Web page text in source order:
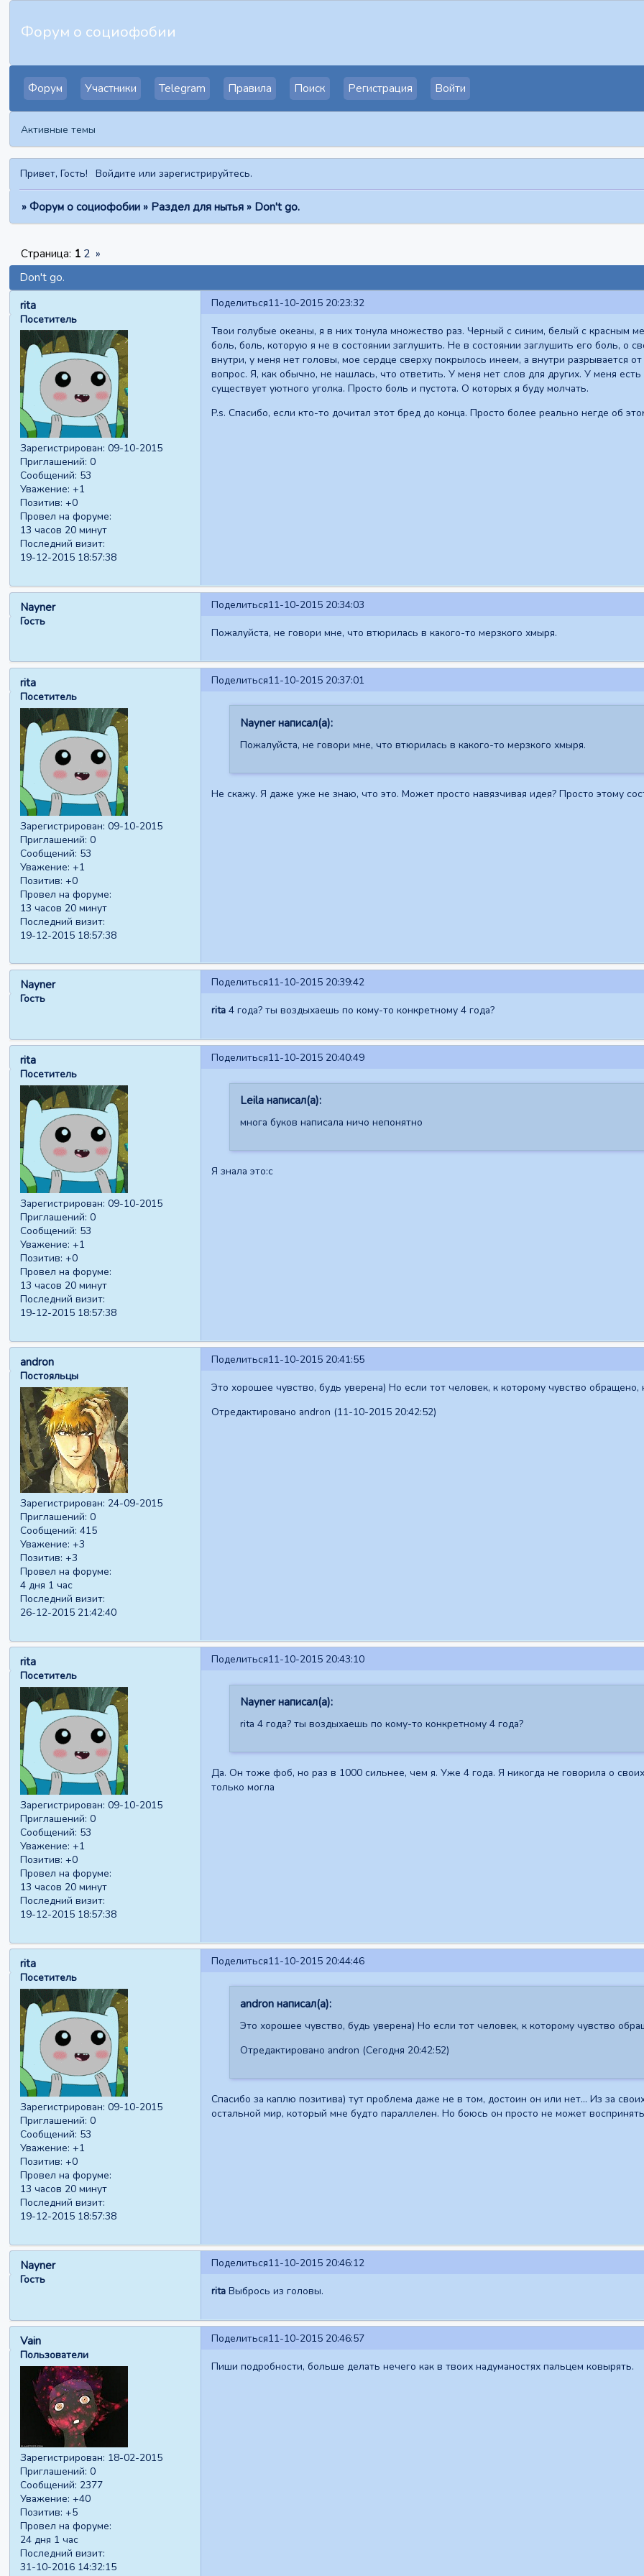
Форум о социофобии
Форум Участники Telegram Правила Поиск Регистрация Войти
Активные темы
Привет, Гость! Войдите илизарегистрируйтесь.
» Форум о социофобии » Раздел для нытья » Don't go.
Don't go.
Страница: 1 2 »
Поделиться11-10-2015 20:23:32
rita
Посетитель
Зарегистрирован: 09-10-2015
Приглашений: 0
Сообщений: 53
Уважение: +1
Позитив: +0
Провел на форуме:
13 часов 20 минут
Последний визит:
19-12-2015 18:57:38
Твои голубые океаны, я в них тонула множество раз. Черный с синим, белый с красным
боль, боль, которую я не в состоянии заглушить. Не в состоянии заглушить его боль, о
внутри, у меня нет головы, мое сердце сверху покрылось инеем, а внутри разрывается
вопрос. Я, как обычно, не нашлась, что ответить. У меня нет слов для других. У меня
существует уютного уголка. Просто боль и пустота. О которых я буду молчать.
P.s. Спасибо, если кто-то дочитал этот бред до конца. Просто более реально негде об
Поделиться11-10-2015 20:34:03
Nayner
Гость
Пожалуйста, не говори мне, что втюрилась в какого-то мерзкого хмыря.
Поделиться11-10-2015 20:37:01
rita
Посетитель
Зарегистрирован: 09-10-2015
Приглашений: 0
Сообщений: 53
Уважение: +1
Позитив: +0
Провел на форуме:
13 часов 20 минут
Последний визит:
19-12-2015 18:57:38
Nayner написал(а):
Пожалуйста, не говори мне, что втюрилась в какого-то мерзкого хмыря.
Не скажу. Я даже уже не знаю, что это. Может просто навязчивая идея? Просто этому
Поделиться11-10-2015 20:39:42
Nayner
Гость
rita4 года? ты воздыхаешь по кому-то конкретному 4 года?
Поделиться11-10-2015 20:40:49
rita
Посетитель
Зарегистрирован: 09-10-2015
Приглашений: 0
Сообщений: 53
Уважение: +1
Позитив: +0
Провел на форуме:
13 часов 20 минут
Последний визит:
19-12-2015 18:57:38
Leila написал(а):
многа буков написала ничо непонятно
Я знала это:c
Поделиться11-10-2015 20:41:55
andron
Постояльцы
Зарегистрирован: 24-09-2015
Приглашений: 0
Сообщений: 415
Уважение: +3
Позитив: +3
Провел на форуме:
4 дня 1 час
Последний визит:
26-12-2015 21:42:40
Это хорошее чувство, будь уверена) Но если тот человек, к которому чувство
Отредактировано andron (11-10-2015 20:42:52)
Поделиться11-10-2015 20:43:10
rita
Посетитель
Зарегистрирован: 09-10-2015
Приглашений: 0
Сообщений: 53
Уважение: +1
Позитив: +0
Провел на форуме:
13 часов 20 минут
Последний визит:
19-12-2015 18:57:38
Nayner написал(а):
rita 4 года? ты воздыхаешь по кому-то конкретному 4 года?
Да. Он тоже фоб, но раз в 1000 сильнее, чем я. Уже 4 года. Я никогда не говорила о
только могла
Поделиться11-10-2015 20:44:46
rita
Посетитель
Зарегистрирован: 09-10-2015
Приглашений: 0
Сообщений: 53
Уважение: +1
Позитив: +0
Провел на форуме:
13 часов 20 минут
Последний визит:
19-12-2015 18:57:38
andron написал(а):
Это хорошее чувство, будь уверена) Но если тот человек, к которому чувство
Отредактировано andron (Сегодня 20:42:52)
Спасибо за каплю позитива) тут проблема даже не в том, достоин он или нет... Из за
остальной мир, который мне будто параллелен. Но боюсь он просто не может
Поделиться11-10-2015 20:46:12
Nayner
Гость
ritaВыбрось из головы.
Поделиться11-10-2015 20:46:57
Vain
Пользователи
Зарегистрирован: 18-02-2015
Приглашений: 0
Сообщений: 2377
Уважение: +40
Позитив: +5
Провел на форуме:
24 дня 1 час
Последний визит:
31-10-2016 14:32:15
Пиши подробности, больше делать нечего как в твоих надуманостях пальцем ковырять.